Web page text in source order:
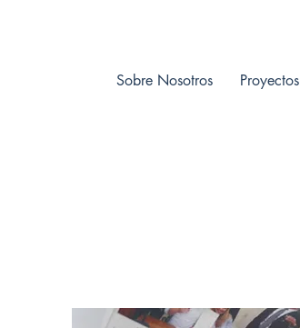
Sobre Nosotros Proyectos